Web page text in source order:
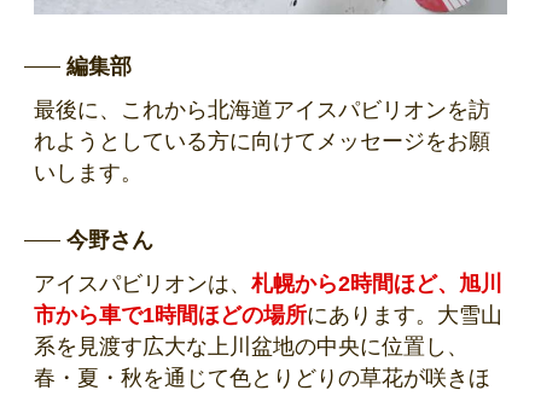
編集部
最後に、これから北海道アイスパビリオンを訪
れようとしている方に向けてメッセージをお願
いします。
今野さん
アイスパビリオンは、 札幌から2時間ほど、旭川
市から車で1時間ほどの場所にあります。大雪山
系を見渡す広大な上川盆地の中央に位置し、
春・夏・秋を通じて色とりどりの草花が咲きほ